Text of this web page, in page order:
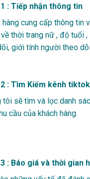
: Tiếp nhận thông tin
hàng cung cấp thông tin
thời trang nữ , độ tuổi
giới tính người theo
: Tìm Kiếm kênh
tôi sẽ tìm và lọc danh
cầu của khách hàng.
: Báo giá và thời gian